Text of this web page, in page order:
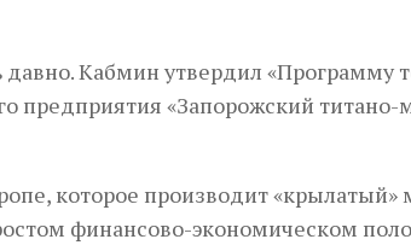
Кабмин утвердил «Программу
предприятия «Запорожский
которое производит «крылатый»
финансово-экономическом